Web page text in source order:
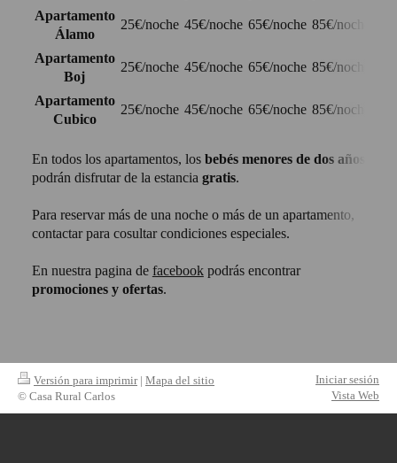
Apartamento
Álamo
25€/noche 45€/noche 65€/noche 85€/noche
Apartamento
Boj
25€/noche 45€/noche 65€/noche 85€/noche
Apartamento
Cubico
25€/noche 45€/noche 65€/noche 85€/noche
En todos los apartamentos, los bebés menores de dos años
podrán disfrutar de la estancia gratis.
Para reservar más de una noche o más de un apartamento,
contactar para cosultar condiciones especiales.
En nuestra pagina de facebookpodrás encontrar
promociones y ofertas.
Versión para imprimir | Mapa del sitio
© Casa Rural Carlos
Iniciar sesión
Vista Web